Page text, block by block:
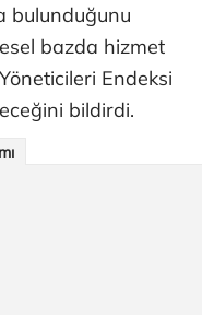
bulunduğunu
bazda hizmet
Endeksi
bildirdi.